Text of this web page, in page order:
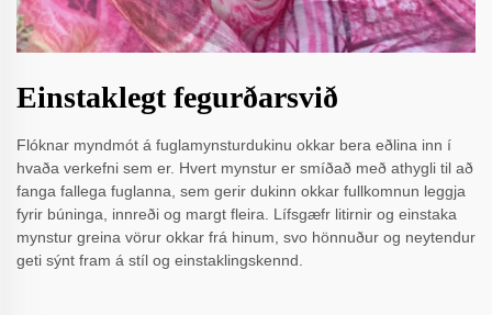
Einstaklegt fegurðarsvið
Flóknar myndmót á fuglamynsturdukinu okkar bera eðlina inn í
hvaða verkefni sem er. Hvert mynstur er smíðað með athygli til að
fanga fallega fuglanna, sem gerir dukinn okkar fullkomnun leggja
fyrir búninga, innreði og margt fleira. Lífsgæfr litirnir og einstaka
mynstur greina vörur okkar frá hinum, svo hönnuður og neytendur
geti sýnt fram á stíl og einstaklingskennd.